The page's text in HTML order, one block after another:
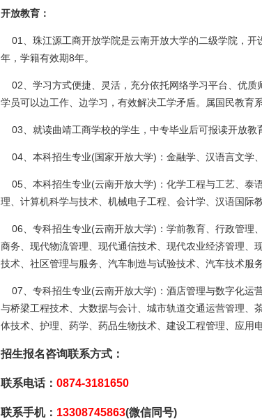
开放教育：
01、珠江源工商开放学院是云南开放大学的二级学院，开
年，学籍有效期8年。
02、学习方式便捷、灵活，充分依托网络学习平台、优质
学员可以边工作、边学习，有效解决工学矛盾。属国民教育
03、就读曲靖工商学校的学生，中专毕业后可报读开放教
04、本科招生专业(国家开放大学)：金融学、汉语言文学
05、本科招生专业(云南开放大学)：化学工程与工艺、泰
理、计算机科学与技术、机械电子工程、会计学、汉语国际
06、专科招生专业(云南开放大学)：学前教育、行政管理
商务、现代物流管理、现代通信技术、现代农业经济管理、
技术、社区管理与服务、汽车制造与试验技术、汽车技术服
07、专科招生专业(云南开放大学)：酒店管理与数字化运
与桥梁工程技术、大数据与会计、城市轨道交通运营管理
体技术、护理、药学、药品生物技术、建设工程管理、应用
招生报名咨询联系方式：
联系电话： 0874-3181650
联系手机： 13308745863(微信同号)